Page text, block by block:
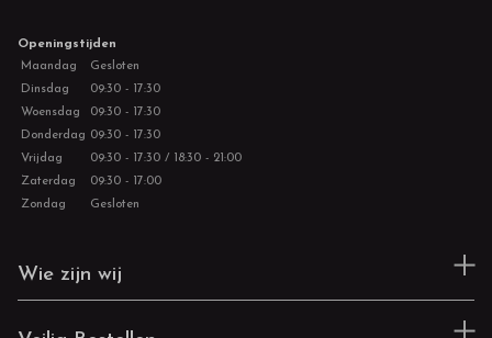
Openingstijden
Maandag
Gesloten
Dinsdag
09:30 - 17:30
Woensdag
09:30 - 17:30
Donderdag 09:30 - 17:30
Vrijdag
09:30 - 17:30 / 18:30 - 21:00
Zaterdag
09:30 - 17:00
Zondag
Gesloten
Wie zijn wij